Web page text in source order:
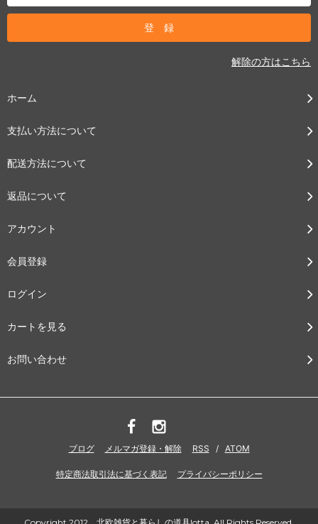
解除の方はこちら
ホーム
支払い方法について
配送方法について
返品について
アカウント
会員登録
ログイン
カートを見る
お問い合わせ
ブログ メルマガ登録・解除 RSS / ATOM
特定商法取引法に基づく表記 プライバシーポリシー